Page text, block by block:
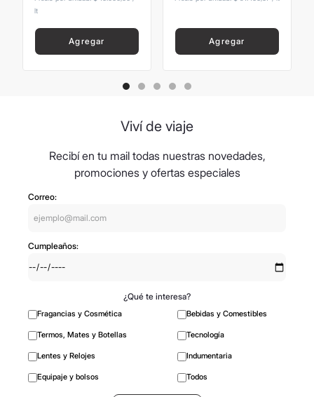
lt
Agregar Agregar
Viví de viaje
Recibí en tu mail todas nuestras novedades,
promociones y ofertas especiales
Correo:
Cumpleaños:
¿Qué te interesa?
Fragancias y Cosmética Bebidas y Comestibles
Termos, Mates y Botellas Tecnología
Lentes y Relojes Indumentaria
Equipaje y bolsos Todos